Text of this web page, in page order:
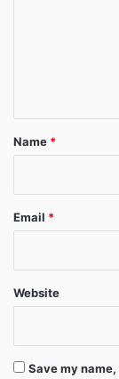
*
Name *
Email *
Website
Save my